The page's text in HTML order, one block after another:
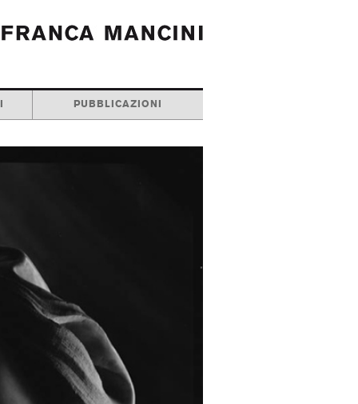
PUBBLICAZIONI